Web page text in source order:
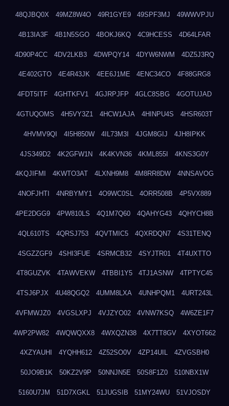
48QJBQ0X 49MZ8W4O 49R1GYE9 49SPF3MJ 49WWVPJU
4B13IA3F 4B1N5SGO 4BOKJ6KQ 4C9HCESS 4D64LFAR
4D90P4CC 4DV2LKB3 4DWPQY14 4DYW6NWM 4DZ5J3RQ
4E402GTO 4E4R43JK 4EE6J1ME 4ENC34CO 4F88GRG8
4FDT5ITF 4GHTKFV1 4GJRPJFP 4GLC8SBG 4GOTUJAD
4GTUQOMS 4H5VY3Z1 4HCW1AJA 4HINPU4S 4HSR603T
4HVMV9QI 4I5H850W 4IL73M3I 4JGM8GIJ 4JH8IPKK
4JS349D2 4K2GFW1N 4K4KVN36 4KML855I 4KNS3G0Y
4KQJIFMI 4KWTO3AT 4LXNH9M8 4M8RR8DW 4NNSAVOG
4NOFJHTI 4NRBYMY1 4O9WC0SL 4ORR508B 4P5VX889
4PE2DGG9 4PW810LS 4Q1M7Q60 4QAHYG43 4QHYCH8B
4QL610TS 4QRSJ753 4QVTMIC5 4QXRDQN7 4S31TENQ
4SGZZGF9 4SHI3FUE 4SRMCB32 4SYJTR01 4T4UXTTO
4T8GUZVK 4TAWVEKW 4TBBI1Y5 4TJ1ASNW 4TPTYC45
4TSJ6PJX 4U48QGQ2 4UMM8LXA 4UNHPQM1 4URT243L
4VFMWJZ0 4VGSLXPJ 4VJZYO02 4VNW7KSQ 4W6ZE1F7
4WP2PW82 4WQWQXX8 4WXQZN38 4X7TT8GV 4XYOT662
4XZYAUHI 4YQHH612 4Z52SO0V 4ZP14UIL 4ZVGSBH0
50JO9B1K 50KZ2V9P 50NNJN5E 50S8F1Z0 510NBX1W
5160U7JM 51D7XGKL 51JUGSIB 51MY24WU 51VJOSDY